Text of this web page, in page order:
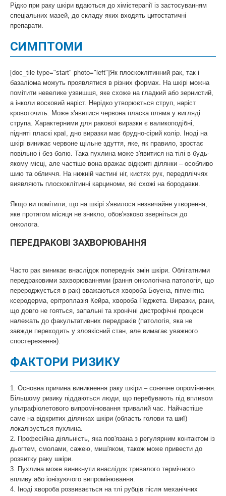
Рідко при раку шкіри вдаються до хімієтерапії із застосуванням
спеціальних мазей, до складу яких входять цитостатичні
препарати.
СИМПТОМИ
[doc_tile type="start" photo="left"]Як плоскоклітинний рак, так і
базаліома можуть проявлятися в різних формах. На шкірі можна
помітити невелике узвишшя, яке схоже на гладкий або зернистий,
а інколи восковий наріст. Нерідко утворюється струп, наріст
кровоточить. Може з'явитися червона пласка пляма у вигляді
струпа. Характерними для ракової виразки є валикоподібні,
підняті пласкі краї, дно виразки має брудно-сірий колір. Іноді на
шкірі виникає червоне щільне здуття, яке, як правило, зростає
повільно і без болю. Така пухлина може з'явитися на тілі в будь-
якому місці, але частіше вона вражає відкриті ділянки – особливо
шию та обличчя. На нижній частині ніг, кистях рук, передпліччях
виявляють плоскоклітинні карциноми, які схожі на бородавки.
Якщо ви помітили, що на шкірі з'явилося незвичайне утворення,
яке протягом місяця не зникло, обов'язково зверніться до
онколога.
ПЕРЕДРАКОВІ ЗАХВОРЮВАННЯ
Часто рак виникає внаслідок попередніх змін шкіри. Облігатними
передраковими захворюваннями (рання онкологічна патологія, що
перероджується в рак) вважаються хвороба Боуена, пігментна
ксеродерма, ерітроплазія Кейра, хвороба Педжета. Виразки, рани,
що довго не гояться, запальні та хронічні дистрофічні процеси
належать до факультативних передраків (патологія, яка не
завжди переходить у злоякісний стан, але вимагає уважного
спостереження).
ФАКТОРИ РИЗИКУ
1. Основна причина виникнення раку шкіри – сонячне опромінення.
Більшому ризику піддаються люди, що перебувають під впливом
ультрафіолетового випромінювання тривалий час. Найчастіше
саме на відкритих ділянках шкіри (область голови та шиї)
локалізується пухлина.
2. Професійна діяльність, яка пов'язана з регулярним контактом із
дьогтем, смолами, сажею, миш'яком, також може привести до
розвитку раку шкіри.
3. Пухлина може виникнути внаслідок тривалого термічного
впливу або іонізуючого випромінювання.
4. Іноді хвороба розвивається на тлі рубців після механічних